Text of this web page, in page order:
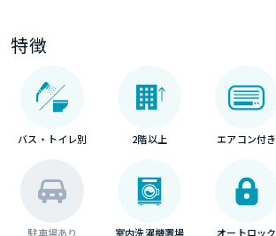
特徴
バス・トイレ別 2階以上 エアコン付き
駐車場あり 室内洗濯機置場 オートロック